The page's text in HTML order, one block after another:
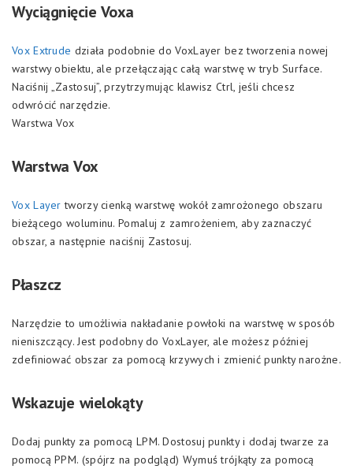
Wyciągnięcie Voxa
Vox Extrude działa podobnie do VoxLayer bez tworzenia nowej
warstwy obiektu, ale przełączając całą warstwę w tryb Surface.
Naciśnij „Zastosuj”, przytrzymując klawisz Ctrl, jeśli chcesz
odwrócić narzędzie.
Warstwa Vox
Warstwa Vox
Vox Layer tworzy cienką warstwę wokół zamrożonego obszaru
bieżącego woluminu. Pomaluj z zamrożeniem, aby zaznaczyć
obszar, a następnie naciśnij Zastosuj.
Płaszcz
Narzędzie to umożliwia nakładanie powłoki na warstwę w sposób
nieniszczący. Jest podobny do VoxLayer, ale możesz później
zdefiniować obszar za pomocą krzywych i zmienić punkty narożne.
Wskazuje wielokąty
Dodaj punkty za pomocą LPM. Dostosuj punkty i dodaj twarze za
pomocą PPM. (spójrz na podgląd) Wymuś trójkąty za pomocą